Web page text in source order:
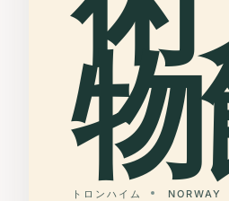
トロンハイム NORWAY